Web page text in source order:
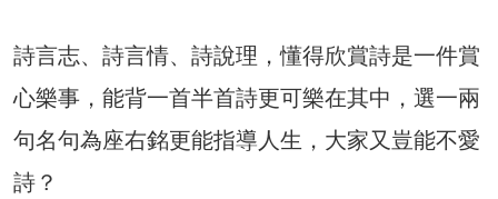
詩言志、詩言情、詩說理，懂得欣賞詩是一件賞
心樂事，能背一首半首詩更可樂在其中，選一兩
句名句為座右銘更能指導人生，大家又豈能不愛
詩？